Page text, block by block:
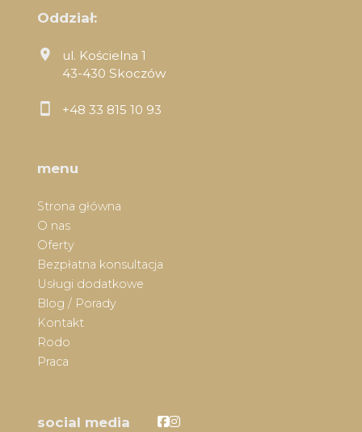
Oddział:
ul. Kościelna 1
43-430 Skoczów
+48 33 815 10 93
menu
Strona główna
O nas
Oferty
Bezpłatna konsultacja
Usługi dodatkowe
Blog / Porady
Kontakt
Rodo
Praca
social media Facebook
Facebook